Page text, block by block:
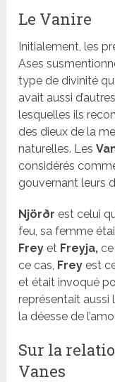
Le Vanire
Initialement, les
Ases
type de divinité
avait aussi
lesquelles ils
des dieux de la
naturelles. Les
considérés
gouvernant leurs
Njörðr est celui
feu, sa femme
Frey et Freyja,
ce cas, Frey est
et était invoqué
représentait aussi
la déesse de
Sur la
Vanes